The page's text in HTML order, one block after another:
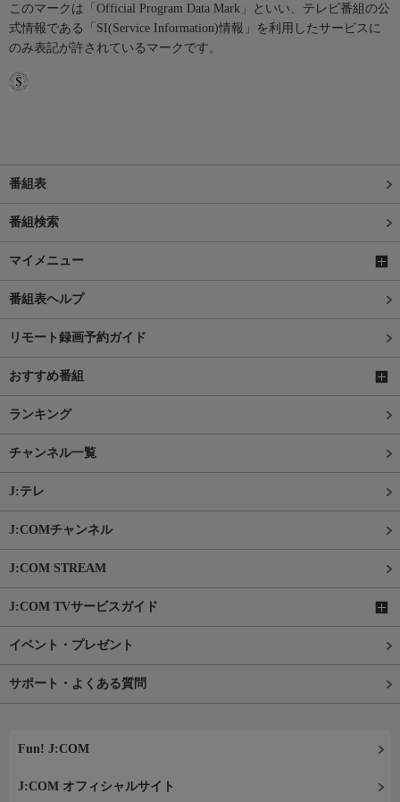
このマークは「Official Program Data Mark」といい、テレビ番組の公
式情報である「SI(Service Information)情報」を利用したサービスに
のみ表記が許されているマークです。
番組表
番組検索
マイメニュー
番組表ヘルプ
リモート録画予約ガイド
おすすめ番組
ランキング
チャンネル一覧
J:テレ
J:COMチャンネル
J:COM STREAM
J:COM TVサービスガイド
イベント・プレゼント
サポート・よくある質問
Fun! J:COM
J:COM オフィシャルサイト